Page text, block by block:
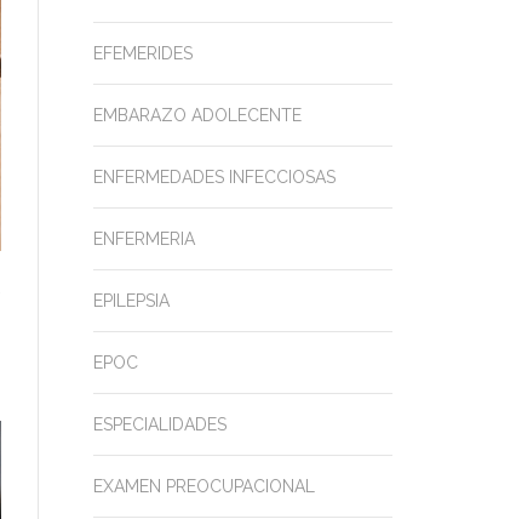
EFEMERIDES
EMBARAZO ADOLECENTE
ENFERMEDADES INFECCIOSAS
ENFERMERIA
EPILEPSIA
EPOC
ESPECIALIDADES
EXAMEN PREOCUPACIONAL